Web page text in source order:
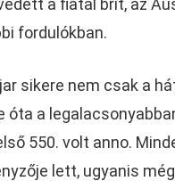
fordulókban.
sikere nem csak a
óta a
550. volt anno.
lett, ugyanis